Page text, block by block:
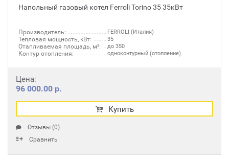
Напольный газовый котел Ferroli Torino 35 35кВт
Производитель: FERROLI (Италия)
Тепловая мощность, кВт: 35
Отапливаемая площадь, м²: до 350
Контур отопления: одноконтурный (отопление)
Цена:
96 000.00 р.
Купить
Отзывы (0)
Сравнить